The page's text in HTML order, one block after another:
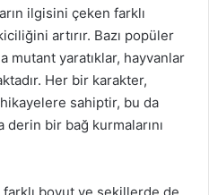
ilgisini çeken farklı
artırır. Bazı popüler
mutant yaratıklar, hayvanlar
Her bir karakter,
sahiptir, bu da
bir bağ kurmalarını